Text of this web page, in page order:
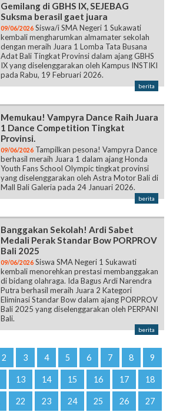
Gemilang di GBHS IX, SEJEBAG
Suksma berasil gaet juara
09/06/2026 Siswa/i SMA Negeri 1 Sukawati
kembali mengharumkan almamater sekolah
dengan meraih Juara 1 Lomba Tata Busana
Adat Bali Tingkat Provinsi dalam ajang GBHS
IX yang diselenggarakan oleh Kampus INSTIKI
pada Rabu, 19 Februari 2026.
berita
Memukau! Vampyra Dance Raih Juara
1 Dance Competition Tingkat
Provinsi.
09/06/2026 Tampilkan pesona! Vampyra Dance
berhasil meraih Juara 1 dalam ajang Honda
Youth Fans School Olympic tingkat provinsi
yang diselenggarakan oleh Astra Motor Bali di
Mall Bali Galeria pada 24 Januari 2026.
berita
Banggakan Sekolah! Ardi Sabet
Medali Perak Standar Bow PORPROV
Bali 2025
09/06/2026 Siswa SMA Negeri 1 Sukawati
kembali menorehkan prestasi membanggakan
di bidang olahraga. Ida Bagus Ardi Narendra
Putra berhasil meraih Juara 2 Kategori
Eliminasi Standar Bow dalam ajang PORPROV
Bali 2025 yang diselenggarakan oleh PERPANI
Bali.
berita
2 3 4 5 6 7 8 9
13 14 15 16 17 18
22 23 24 25 26 27